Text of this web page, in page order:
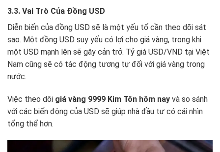
3.3. Vai Trò Của Đồng USD
Diễn biến của đồng USD sẽ là một yếu tố cần theo dõi sát
sao. Một đồng USD suy yếu có lợi cho giá vàng, trong khi
một USD mạnh lên sẽ gây cản trở. Tỷ giá USD/VND tại Việt
Nam cũng sẽ có tác động tương tự đối với giá vàng trong
nước.
Việc theo dõi giá vàng 9999 Kim Tôn hôm nay và so sánh
với các biến động của USD sẽ giúp nhà đầu tư có cái nhìn
tổng thể hơn.